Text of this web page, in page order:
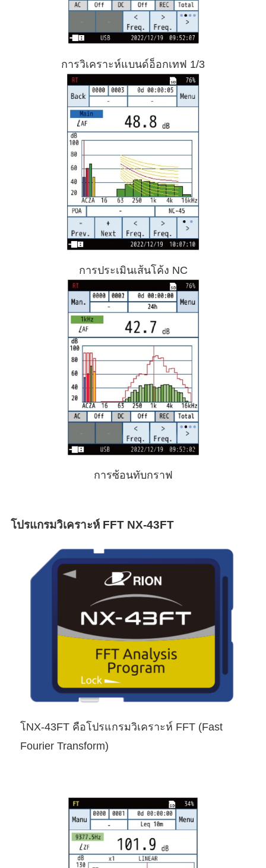
การวิเคราะห์แบนด์อ็อกเทฟ 1/3
การประเมินเส้นโค้ง NC
การซ้อนทับกราฟ
โปรแกรมวิเคราะห์ FFT NX-43FT
โNX-43FT คือโปรแกรมวิเคราะห์ FFT (Fast
Fourier Transform)